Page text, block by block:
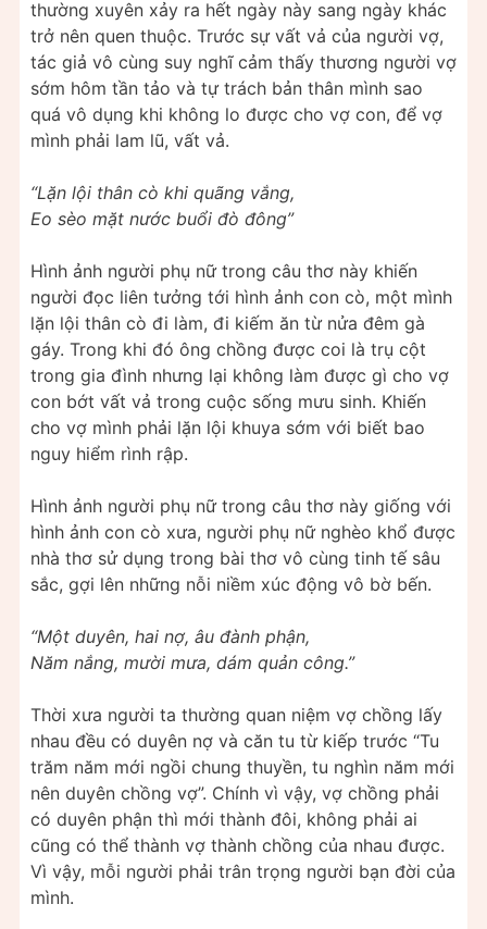
thường xuyên xảy ra hết ngày này sang ngày khác
trở nên quen thuộc. Trước sự vất vả của người vợ,
tác giả vô cùng suy nghĩ cảm thấy thương người vợ
sớm hôm tần tảo và tự trách bản thân mình sao
quá vô dụng khi không lo được cho vợ con, để vợ
mình phải lam lũ, vất vả.
“Lặn lội thân cò khi quãng vắng,
Eo sèo mặt nước buổi đò đông”
Hình ảnh người phụ nữ trong câu thơ này khiến
người đọc liên tưởng tới hình ảnh con cò, một mình
lặn lội thân cò đi làm, đi kiếm ăn từ nửa đêm gà
gáy. Trong khi đó ông chồng được coi là trụ cột
trong gia đình nhưng lại không làm được gì cho vợ
con bớt vất vả trong cuộc sống mưu sinh. Khiến
cho vợ mình phải lặn lội khuya sớm với biết bao
nguy hiểm rình rập.
Hình ảnh người phụ nữ trong câu thơ này giống với
hình ảnh con cò xưa, người phụ nữ nghèo khổ được
nhà thơ sử dụng trong bài thơ vô cùng tinh tế sâu
sắc, gợi lên những nỗi niềm xúc động vô bờ bến.
“Một duyên, hai nợ, âu đành phận,
Năm nắng, mười mưa, dám quản công.”
Thời xưa người ta thường quan niệm vợ chồng lấy
nhau đều có duyên nợ và căn tu từ kiếp trước “Tu
trăm năm mới ngồi chung thuyền, tu nghìn năm mới
nên duyên chồng vợ”. Chính vì vậy, vợ chồng phải
có duyên phận thì mới thành đôi, không phải ai
cũng có thể thành vợ thành chồng của nhau được.
Vì vậy, mỗi người phải trân trọng người bạn đời của
mình.